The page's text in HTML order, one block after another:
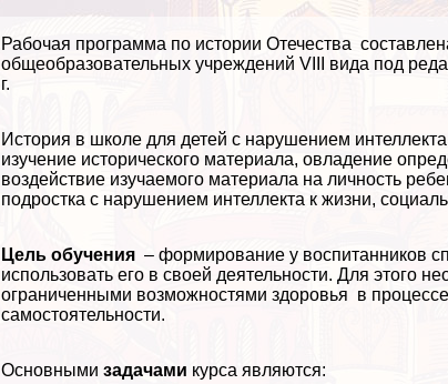
Рабочая программа по истории Отечества
общеобразовательных учреждений VIII вида под
г.
История в школе для детей с нарушением
изучение исторического материала, овладение
воздействие изучаемого материала на личность
подростка с нарушением интеллекта к жизни,
Цель обучения– формирование у воспитанников
использовать его в своей деятельности. Для этого
ограниченными возможностями здоровья в
самостоятельности.
Основнымизадачами курса являются: